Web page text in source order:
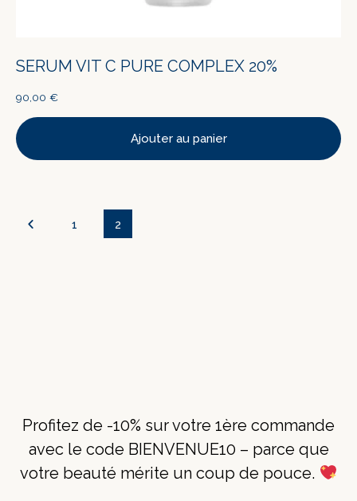
SERUM VIT C PURE COMPLEX 20%
90,00 €
Ajouter au panier
1 2
Profitez de -10% sur votre 1ère commande
avec le code BIENVENUE10 – parce que
votre beauté mérite un coup de pouce.